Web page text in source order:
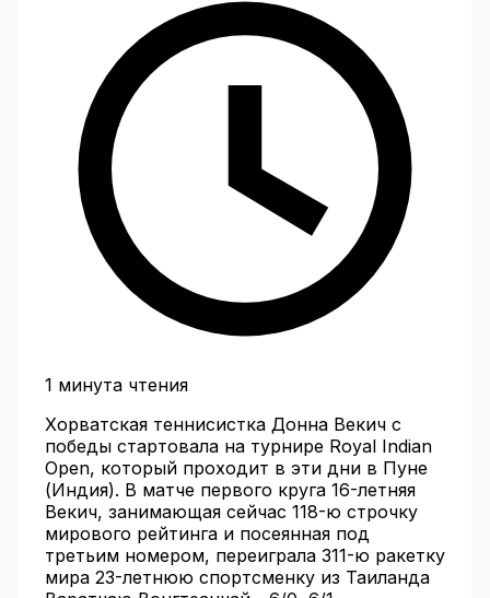
1 минута чтения
Хорватская теннисистка Донна Векич с
победы стартовала на турнире Royal Indian
Open, который проходит в эти дни в Пуне
(Индия). В матче первого круга 16-летняя
Векич, занимающая сейчас 118-ю строчку
мирового рейтинга и посеянная под
третьим номером, переиграла 311-ю ракетку
мира 23-летнюю спортсменку из Таиланда